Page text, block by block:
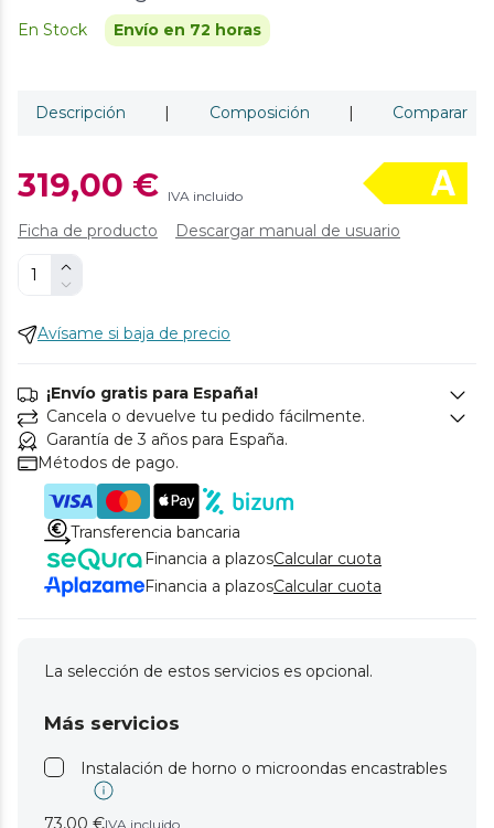
En Stock Envío en 72 horas
Descripción | Composición | Comparar
319,00 € IVA incluido
Ficha de producto Descargar manual de usuario
Avísame si baja de precio
¡Envío gratis para España!
Cancela o devuelve tu pedido fácilmente.
Garantía de 3 años para España.
Métodos de pago.
Transferencia bancaria
Financia a plazosCalcular cuota
Financia a plazosCalcular cuota
La selección de estos servicios es opcional.
Más servicios
Instalación de horno o microondas encastrables
73,00 €IVA incluido